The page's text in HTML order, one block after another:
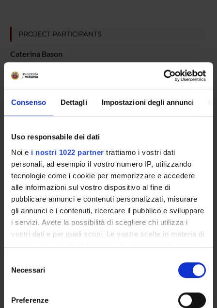
Consenso Dettagli Impostazioni degli annunci
Uso responsabile dei dati
Noi e i nostri 1022 partner trattiamo i vostri dati
personali, ad esempio il vostro numero IP, utilizzando
tecnologie come i cookie per memorizzare e accedere
alle informazioni sul vostro dispositivo al fine di
pubblicare annunci e contenuti personalizzati, misurare
gli annunci e i contenuti, ricercare il pubblico e sviluppare
i servizi. Avete la possibilità di scegliere chi utilizza i
vostri dati e per quali scopi. Le vostre scelte in materia di
privacy sono applicabili solo su questa proprietà digitale
modificare o revocare il proprio consenso in qualsiasi
momento dalla Dichiarazione sui cookie o facendo clic
delNecessari
Preferenze
PROJECT PARTICIPANTS
Caterina Bason
Ruggero Beri
Technical-administrative staff
Claudia Bozzini
Roberto Corrocher
Simonetta Friso
Full Professor
Domenico Girelli
Full Professor
Valentina Lotto
Claudio Lunardi
Nicola Martinelli
Patrizia Pattini
Francesca Pizzolo